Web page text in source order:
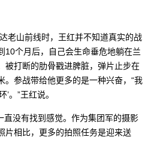
老山前线时，王红并不知道真实的战
10个月后，自己会生命垂危地躺在兰
被打断的肋骨戳进脾脏，弹片止步在
。参战带给他更多的是一种兴奋，“我
。”王红说。
直没有找到感觉。作为集团军的摄影
片相比，更多的拍照任务是迎来送